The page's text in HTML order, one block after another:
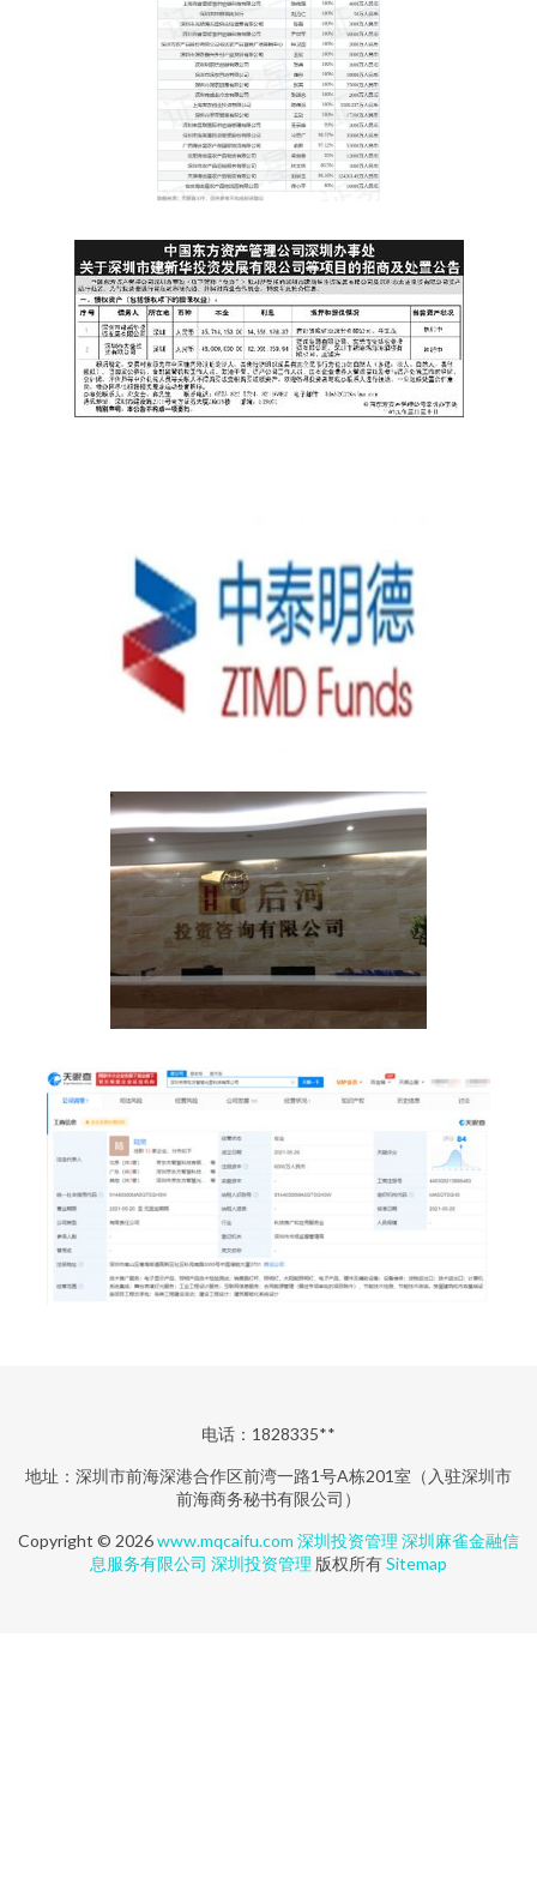
电话：1828335**
地址：深圳市前海深港合作区前湾一路1号A栋201室（入驻深圳市
前海商务秘书有限公司）
Copyright © 2026www.mqcaifu.com 深圳投资管理 深圳麻雀金融信
息服务有限公司 深圳投资管理 版权所有Sitemap